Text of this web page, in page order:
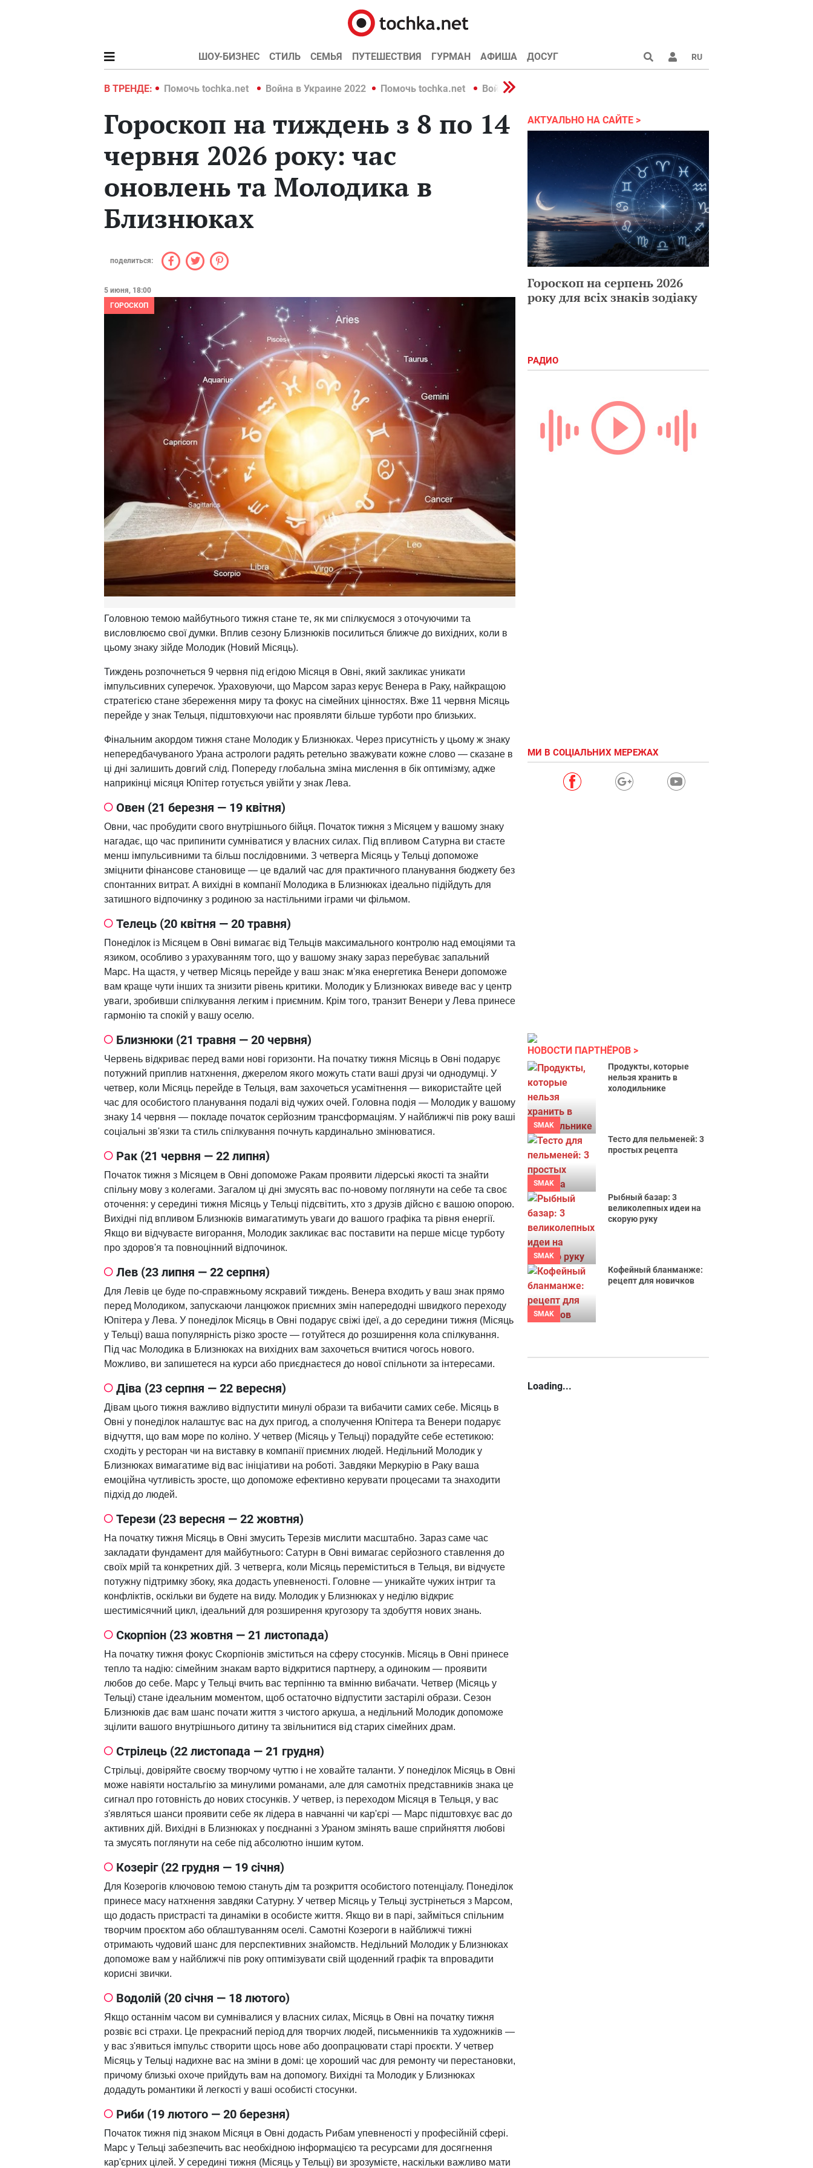
ШОУ-БИЗНЕС СТИЛЬ СЕМЬЯ ПУТЕШЕСТВИЯ ГУРМАН АФИША ДОСУГ RU
В ТРЕНДЕ:
Война в Украине 2022 Помочь tochka.net Война в Украине 2022 Помочь tochka.net Война в Украине 2022
Гороскоп на тиждень з 8 по 14
червня 2026 року: час
оновлень та Молодика в
Близнюках
поделиться:
5 июня, 18:00
ГОРОСКОП
Головною темою майбутнього тижня стане те, як ми спілкуємося з оточуючими та
висловлюємо свої думки. Вплив сезону Близнюків посилиться ближче до вихідних, коли в
цьому знаку зійде Молодик (Новий Місяць).
Тиждень розпочнеться 9 червня під егідою Місяця в Овні, який закликає уникати
імпульсивних суперечок. Ураховуючи, що Марсом зараз керує Венера в Раку, найкращою
стратегією стане збереження миру та фокус на сімейних цінностях. Вже 11 червня Місяць
перейде у знак Тельця, підштовхуючи нас проявляти більше турботи про близьких.
Фінальним акордом тижня стане Молодик у Близнюках. Через присутність у цьому ж знаку
непередбачуваного Урана астрологи радять ретельно зважувати кожне слово — сказане в
ці дні залишить довгий слід. Попереду глобальна зміна мислення в бік оптимізму, адже
наприкінці місяця Юпітер готується увійти у знак Лева.
Овен (21 березня — 19 квітня)
Овни, час пробудити свого внутрішнього бійця. Початок тижня з Місяцем у вашому знаку
нагадає, що час припинити сумніватися у власних силах. Під впливом Сатурна ви стаєте
менш імпульсивними та більш послідовними. З четверга Місяць у Тельці допоможе
зміцнити фінансове становище — це вдалий час для практичного планування бюджету без
спонтанних витрат. А вихідні в компанії Молодика в Близнюках ідеально підійдуть для
затишного відпочинку з родиною за настільними іграми чи фільмом.
Телець (20 квітня — 20 травня)
Понеділок із Місяцем в Овні вимагає від Тельців максимального контролю над емоціями та
язиком, особливо з урахуванням того, що у вашому знаку зараз перебуває запальний
Марс. На щастя, у четвер Місяць перейде у ваш знак: м'яка енергетика Венери допоможе
вам краще чути інших та знизити рівень критики. Молодик у Близнюках виведе вас у центр
уваги, зробивши спілкування легким і приємним. Крім того, транзит Венери у Лева принесе
гармонію та спокій у вашу оселю.
Близнюки (21 травня — 20 червня)
Червень відкриває перед вами нові горизонти. На початку тижня Місяць в Овні подарує
потужний приплив натхнення, джерелом якого можуть стати ваші друзі чи однодумці. У
четвер, коли Місяць перейде в Тельця, вам захочеться усамітнення — використайте цей
час для особистого планування подалі від чужих очей. Головна подія — Молодик у вашому
знаку 14 червня — покладе початок серйозним трансформаціям. У найближчі пів року ваші
соціальні зв'язки та стиль спілкування почнуть кардинально змінюватися.
Рак (21 червня — 22 липня)
Початок тижня з Місяцем в Овні допоможе Ракам проявити лідерські якості та знайти
спільну мову з колегами. Загалом ці дні змусять вас по-новому поглянути на себе та своє
оточення: у середині тижня Місяць у Тельці підсвітить, хто з друзів дійсно є вашою опорою.
Вихідні під впливом Близнюків вимагатимуть уваги до вашого графіка та рівня енергії.
Якщо ви відчуваєте вигорання, Молодик закликає вас поставити на перше місце турботу
про здоров'я та повноцінний відпочинок.
Лев (23 липня — 22 серпня)
Для Левів це буде по-справжньому яскравий тиждень. Венера входить у ваш знак прямо
перед Молодиком, запускаючи ланцюжок приємних змін напередодні швидкого переходу
Юпітера у Лева. У понеділок Місяць в Овні подарує свіжі ідеї, а до середини тижня (Місяць
у Тельці) ваша популярність різко зросте — готуйтеся до розширення кола спілкування.
Під час Молодика в Близнюках на вихідних вам захочеться вчитися чогось нового.
Можливо, ви запишетеся на курси або приєднаєтеся до нової спільноти за інтересами.
Діва (23 серпня — 22 вересня)
Дівам цього тижня важливо відпустити минулі образи та вибачити самих себе. Місяць в
Овні у понеділок налаштує вас на дух пригод, а сполучення Юпітера та Венери подарує
відчуття, що вам море по коліно. У четвер (Місяць у Тельці) порадуйте себе естетикою:
сходіть у ресторан чи на виставку в компанії приємних людей. Недільний Молодик у
Близнюках вимагатиме від вас ініціативи на роботі. Завдяки Меркурію в Раку ваша
емоційна чутливість зросте, що допоможе ефективно керувати процесами та знаходити
підхід до людей.
Терези (23 вересня — 22 жовтня)
На початку тижня Місяць в Овні змусить Терезів мислити масштабно. Зараз саме час
закладати фундамент для майбутнього: Сатурн в Овні вимагає серйозного ставлення до
своїх мрій та конкретних дій. З четверга, коли Місяць переміститься в Тельця, ви відчуєте
потужну підтримку збоку, яка додасть упевненості. Головне — уникайте чужих інтриг та
конфліктів, оскільки ви будете на виду. Молодик у Близнюках у неділю відкриє
шестимісячний цикл, ідеальний для розширення кругозору та здобуття нових знань.
Скорпіон (23 жовтня — 21 листопада)
На початку тижня фокус Скорпіонів зміститься на сферу стосунків. Місяць в Овні принесе
тепло та надію: сімейним знакам варто відкритися партнеру, а одиноким — проявити
любов до себе. Марс у Тельці вчить вас терпінню та вмінню вибачати. Четвер (Місяць у
Тельці) стане ідеальним моментом, щоб остаточно відпустити застарілі образи. Сезон
Близнюків дає вам шанс почати життя з чистого аркуша, а недільний Молодик допоможе
зцілити вашого внутрішнього дитину та звільнитися від старих сімейних драм.
Стрілець (22 листопада — 21 грудня)
Стрільці, довіряйте своєму творчому чуттю і не ховайте таланти. У понеділок Місяць в Овні
може навіяти ностальгію за минулими романами, але для самотніх представників знака це
сигнал про готовність до нових стосунків. У четвер, із переходом Місяця в Тельця, у вас
з'являться шанси проявити себе як лідера в навчанні чи кар'єрі — Марс підштовхує вас до
активних дій. Вихідні в Близнюках у поєднанні з Ураном змінять ваше сприйняття любові
та змусять поглянути на себе під абсолютно іншим кутом.
Козеріг (22 грудня — 19 січня)
Для Козерогів ключовою темою стануть дім та розкриття особистого потенціалу. Понеділок
принесе масу натхнення завдяки Сатурну. У четвер Місяць у Тельці зустрінеться з Марсом,
що додасть пристрасті та динаміки в особисте життя. Якщо ви в парі, займіться спільним
творчим проєктом або облаштуванням оселі. Самотні Козероги в найближчі тижні
отримають чудовий шанс для перспективних знайомств. Недільний Молодик у Близнюках
допоможе вам у найближчі пів року оптимізувати свій щоденний графік та впровадити
корисні звички.
Водолій (20 січня — 18 лютого)
Якщо останнім часом ви сумнівалися у власних силах, Місяць в Овні на початку тижня
розвіє всі страхи. Це прекрасний період для творчих людей, письменників та художників —
у вас з'явиться імпульс створити щось нове або доопрацювати старі проєкти. У четвер
Місяць у Тельці надихне вас на зміни в домі: це хороший час для ремонту чи перестановки,
причому близькі охоче прийдуть вам на допомогу. Вихідні та Молодик у Близнюках
додадуть романтики й легкості у ваші особисті стосунки.
Риби (19 лютого — 20 березня)
Початок тижня під знаком Місяця в Овні додасть Рибам упевненості у професійній сфері.
Марс у Тельці забезпечить вас необхідною інформацією та ресурсами для досягнення
кар'єрних цілей. У середині тижня (Місяць у Тельці) ви зрозумієте, наскільки важливо мати
АКТУАЛЬНО НА САЙТЕ
Гороскоп на серпень 2026
року для всіх знаків зодіаку
РАДИО
МИ В СОЦІАЛЬНИХ МЕРЕЖАХ
НОВОСТИ ПАРТНЁРОВ
SMAK
Продукты, которые
нельзя хранить в
холодильнике
SMAK
Тесто для пельменей: 3
простых рецепта
SMAK
Рыбный базар: 3
великолепных идеи на
скорую руку
SMAK
Кофейный бланманже:
рецепт для новичков
Loading...